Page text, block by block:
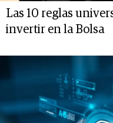
Las 10 reglas
invertir en la Bolsa